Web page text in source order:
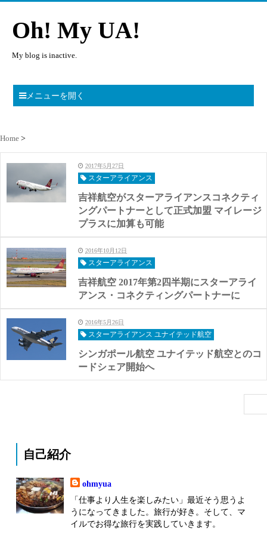
Oh! My UA!
My blog is inactive.
メニューを開く
Home
2017年5月27日
スターアライアンス
吉祥航空がスターアライアンスコネクティ
ングパートナーとして正式加盟 マイレージ
プラスに加算も可能
2016年10月12日
スターアライアンス
吉祥航空 2017年第2四半期にスターアライ
アンス・コネクティングパートナーに
2016年5月26日
スターアライアンス ユナイテッド航空
シンガポール航空 ユナイテッド航空とのコ
ードシェア開始へ
自己紹介
ohmyua
「仕事より人生を楽しみたい」最近そう思うよ
うになってきました。旅行が好き。そして、マ
イルでお得な旅行を実践していきます。